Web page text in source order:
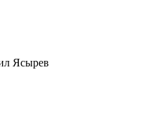
Ясырев